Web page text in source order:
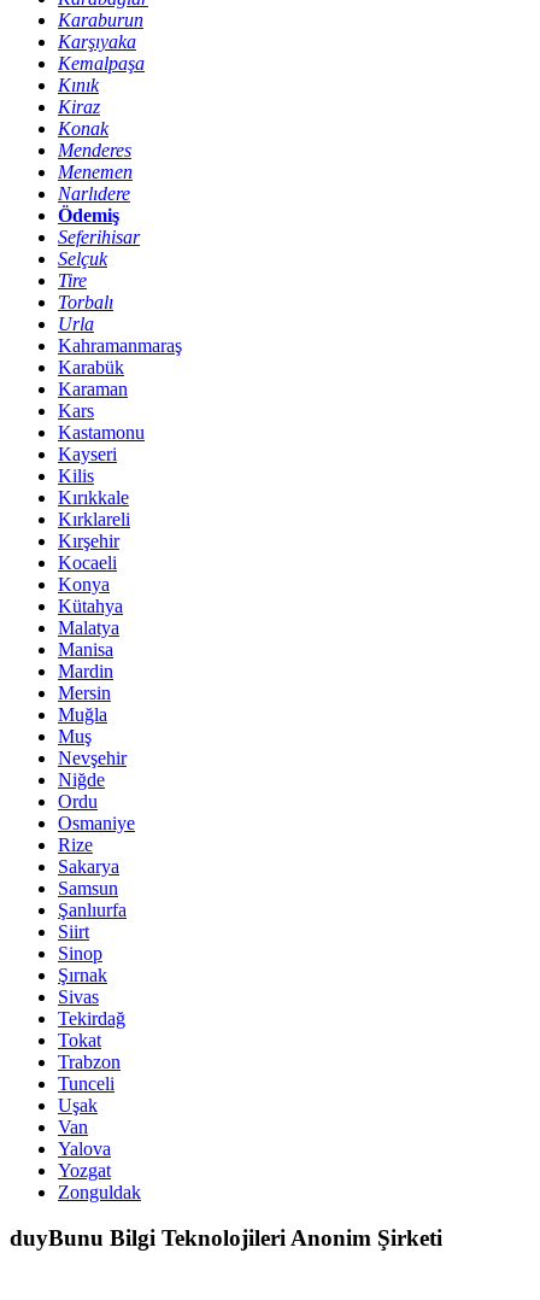
Karaburun
Karşıyaka
Kemalpaşa
Kınık
Kiraz
Konak
Menderes
Menemen
Narlıdere
Ödemiş
Seferihisar
Selçuk
Tire
Torbalı
Urla
Kahramanmaraş
Karabük
Karaman
Kars
Kastamonu
Kayseri
Kilis
Kırıkkale
Kırklareli
Kırşehir
Kocaeli
Konya
Kütahya
Malatya
Manisa
Mardin
Mersin
Muğla
Muş
Nevşehir
Niğde
Ordu
Osmaniye
Rize
Sakarya
Samsun
Şanlıurfa
Siirt
Sinop
Şırnak
Sivas
Tekirdağ
Tokat
Trabzon
Tunceli
Uşak
Van
Yalova
Yozgat
Zonguldak
duyBunu Bilgi Teknolojileri Anonim Şirketi